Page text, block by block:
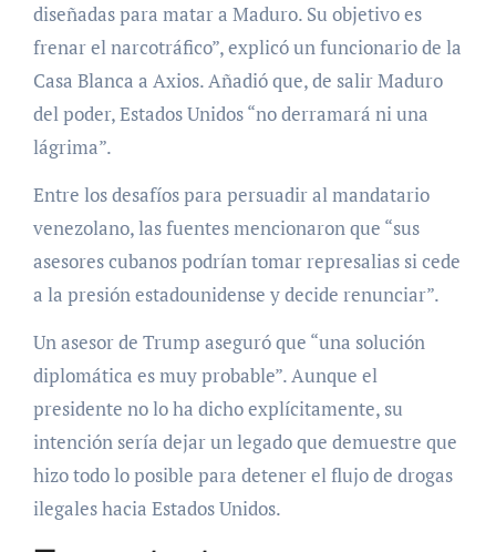
diseñadas para matar a Maduro. Su objetivo es
frenar el narcotráfico”, explicó un funcionario de la
Casa Blanca a Axios. Añadió que, de salir Maduro
del poder, Estados Unidos “no derramará ni una
lágrima”.
Entre los desafíos para persuadir al mandatario
venezolano, las fuentes mencionaron que “sus
asesores cubanos podrían tomar represalias si cede
a la presión estadounidense y decide renunciar”.
Un asesor de Trump aseguró que “una solución
diplomática es muy probable”. Aunque el
presidente no lo ha dicho explícitamente, su
intención sería dejar un legado que demuestre que
hizo todo lo posible para detener el flujo de drogas
ilegales hacia Estados Unidos.